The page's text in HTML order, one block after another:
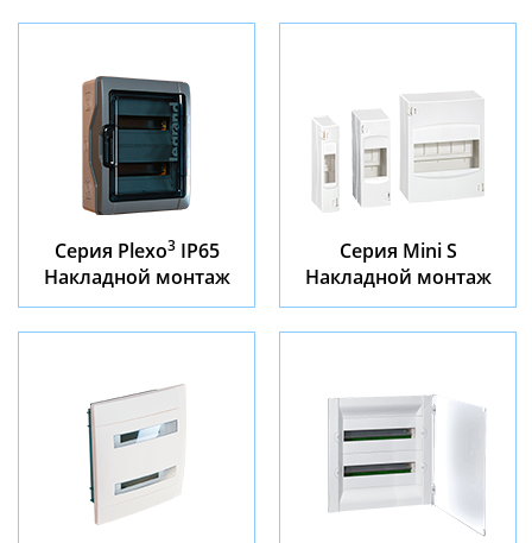
Серия Plexo3IP65
Накладной монтаж
Серия Mini S
Накладной монтаж